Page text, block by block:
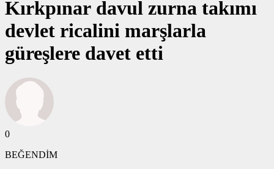
Kırkpınar davul zurna takımı
devlet ricalini marşlarla
güreşlere davet etti
0
BEĞENDİM